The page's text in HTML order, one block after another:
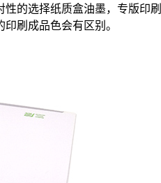
的选择纸质盒油墨，专版
刷成品色会有区别。